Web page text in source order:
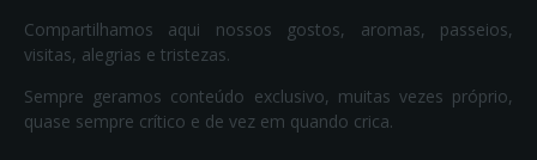
Compartilhamos aqui nossos gostos, aromas, passeios,
visitas, alegrias e tristezas.
Sempre geramos conteúdo exclusivo, muitas vezes próprio,
quase sempre crítico e de vez em quando crica.